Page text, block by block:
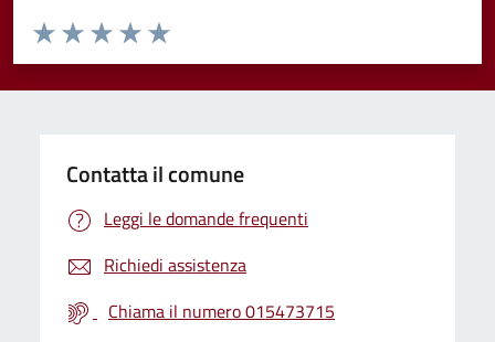
Valuta da 1 a 5 stelle la pagina
Valuta 5 stelle su 5
Valuta 4 stelle su 5
Valuta 3 stelle su 5
Valuta 2 stelle su 5
Valuta 1 stelle su 5
Contatta il comune
Leggi le domande frequenti
Richiedi assistenza
Chiama il numero 015473715